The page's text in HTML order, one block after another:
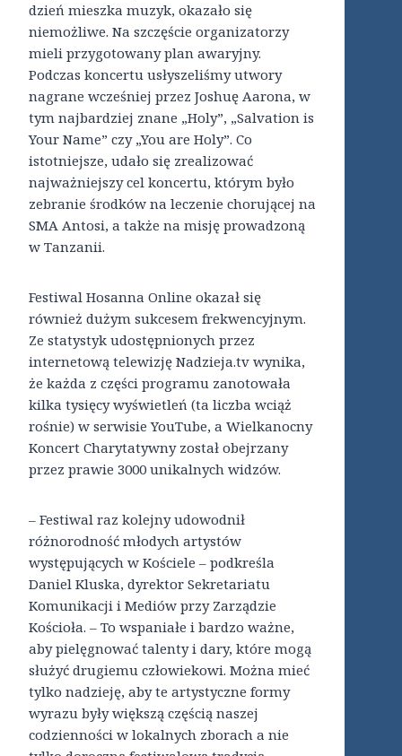
dzień mieszka muzyk, okazało się
niemożliwe. Na szczęście organizatorzy
mieli przygotowany plan awaryjny.
Podczas koncertu usłyszeliśmy utwory
nagrane wcześniej przez Joshuę Aarona, w
tym najbardziej znane „Holy”, „Salvation is
Your Name” czy „You are Holy”. Co
istotniejsze, udało się zrealizować
najważniejszy cel koncertu, którym było
zebranie środków na leczenie chorującej na
SMA Antosi, a także na misję prowadzoną
w Tanzanii.
Festiwal Hosanna Online okazał się
również dużym sukcesem frekwencyjnym.
Ze statystyk udostępnionych przez
internetową telewizję Nadzieja.tv wynika,
że każda z części programu zanotowała
kilka tysięcy wyświetleń (ta liczba wciąż
rośnie) w serwisie YouTube, a Wielkanocny
Koncert Charytatywny został obejrzany
przez prawie 3000 unikalnych widzów.
– Festiwal raz kolejny udowodnił
różnorodność młodych artystów
występujących w Kościele – podkreśla
Daniel Kluska, dyrektor Sekretariatu
Komunikacji i Mediów przy Zarządzie
Kościoła. – To wspaniałe i bardzo ważne,
aby pielęgnować talenty i dary, które mogą
służyć drugiemu człowiekowi. Można mieć
tylko nadzieję, aby te artystyczne formy
wyrazu były większą częścią naszej
codzienności w lokalnych zborach a nie